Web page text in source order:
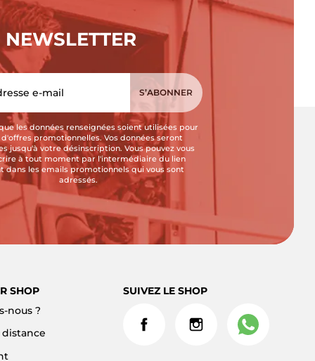
NEWSLETTER
les données renseignées soient utilisées pour
d'offres promotionnelles. Vos données seront
jusqu'à votre désinscription. Vous pouvez vous
à tout moment par l'intermédiaire du lien
dans les emails promotionnels qui vous sont
adressés.
SHOP
nous ?
distance
SUIVEZ LE SHOP